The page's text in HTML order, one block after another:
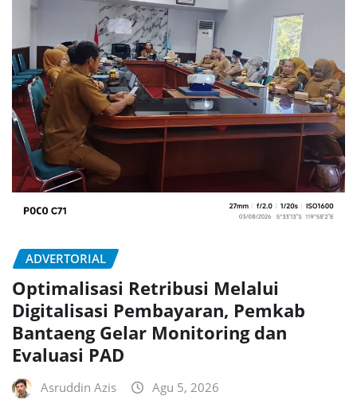
ADVERTORIAL
Optimalisasi Retribusi Melalui
Digitalisasi Pembayaran, Pemkab
Bantaeng Gelar Monitoring dan
Evaluasi PAD
Asruddin Azis Agu 5, 2026